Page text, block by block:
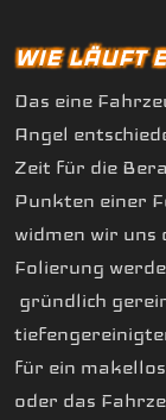
WIE LÄUFT
Das eine
Angel
Zeit für die
Punkten einer
widmen wir
Folierung
gründlich
für ein
oder das